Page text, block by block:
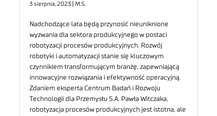
3 sierpnia, 2023 | M.S.
Nadchodzące lata będą przynosić nieuniknione
wyzwania dla sektora produkcyjnego w postaci
robotyzacji procesów produkcyjnych. Rozwój
robotyki i automatyzacji stanie się kluczowym
czynnikiem transformującym branżę, zapewniającą
innowacyjne rozwiązania i efektywność operacyjną.
Zdaniem eksperta Centrum Badań i Rozwoju
Technologii dla Przemysłu S.A. Pawła Witczaka,
robotyzacja procesów produkcyjnych jest istotna, ale